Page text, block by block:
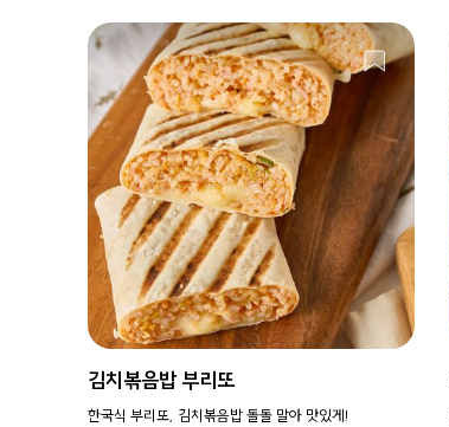
김치볶음밥 부리또
한국식 부리또, 김치볶음밥 돌돌 말아 맛있게!